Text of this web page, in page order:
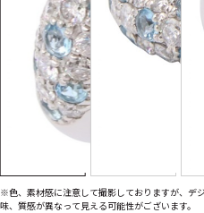
※色、素材感に注意して撮影しておりますが、デ
味、質感が異なって見える可能性がございます。